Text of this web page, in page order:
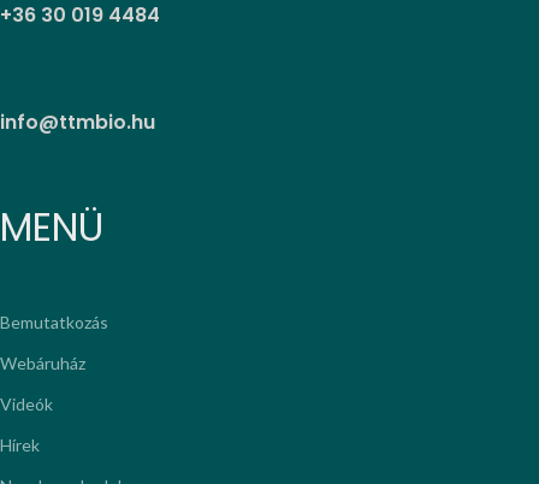
+36 30 019 4484
info@ttmbio.hu
MENÜ
Bemutatkozás
Webáruház
Videók
Hírek